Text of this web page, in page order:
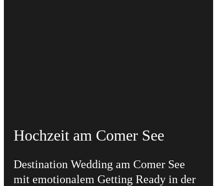
Hochzeit am Comer See
Destination Wedding am Comer See
mit emotionalem Getting Ready in der